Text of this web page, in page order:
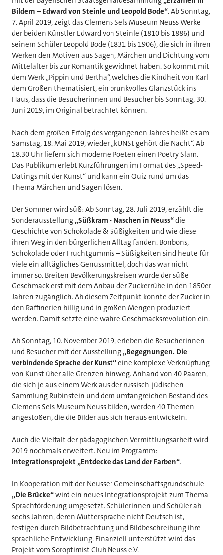
Bildern – Edward von Steinle und Leopold Bode“. Ab Sonntag,
7. April 2019, zeigt das Clemens Sels Museum Neuss Werke
der beiden Künstler Edward von Steinle (1810 bis 1886) und
seinem Schüler Leopold Bode (1831 bis 1906), die sich in ihren
Werken den Motiven aus Sagen, Märchen und Dichtung vom
Mittelalter bis zur Romantik gewidmet haben. So kommt mit
dem Werk „Pippin und Bertha“, welches die Kindheit von Karl
dem Großen thematisiert, ein prunkvolles Glanzstück ins
Haus, dass die Besucherinnen und Besucher bis Sonntag, 30.
Juni 2019, im Original betrachtet können.
Nach dem großen Erfolg des vergangenen Jahres heißt es am
Samstag, 18. Mai 2019, wieder „kUNSt gehört die Nacht“. Ab
18.30 Uhr liefern sich moderne Poeten einen Poetry Slam.
Das Publikum erlebt Kurzführungen im Format des „Speed-
Datings mit der Kunst“ und kann ein Quiz rund um das
Thema Märchen und Sagen lösen.
Der Sommer wird süß: Ab Sonntag, 28. Juli 2019, erzählt die
Sonderausstellung „Süßkram - Naschen in Neuss“die
Geschichte von Schokolade & Süßigkeiten und wie diese
ihren Weg in den bürgerlichen Alltag fanden. Bonbons,
Schokolade oder Fruchtgummis – Süßigkeiten sind heute für
viele ein alltägliches Genussmittel, doch das war nicht
immer so. Breiten Bevölkerungskreisen wurde der süße
Geschmack erst mit dem Anbau der Zuckerrübe in den 1850er
Jahren zugänglich. Ab diesem Zeitpunkt konnte der Zucker in
den Raffinerien billig und in großen Mengen produziert
werden. Damit setzte eine wahre Geschmacksrevolution ein.
Ab Sonntag, 10. November 2019, erleben die Besucherinnen
und Besucher mit der Ausstellung „Begegnungen. Die
verbindende Sprache der Kunst“eine komplexe Verknüpfung
von Kunst über alle Grenzen hinweg. Anhand von 40 Paaren,
die sich je aus einem Werk aus der russisch-jüdischen
Sammlung Rubinstein und dem umfangreichen Bestand des
Clemens Sels Museum Neuss bilden, werden 40 Themen
angestoßen, die die Bilder aus sich heraus entwickeln.
Auch die Vielfalt der pädagogischen Vermittlungsarbeit wird
2019 nochmals erweitert. Neu im Programm:
Integrationsprojekt „Entdecke das Land der Farben“.
In Kooperation mit der Neusser Gemeinschaftsgrundschule
„Die Brücke“wird ein neues Integrationsprojekt zum Thema
Sprachförderung umgesetzt. Schülerinnen und Schüler ab
sechs Jahren, deren Muttersprache nicht Deutsch ist,
festigen durch Bildbetrachtung und Bildbeschreibung ihre
sprachliche Entwicklung. Finanziell unterstützt wird das
Projekt vom Soroptimist Club Neuss e.V.